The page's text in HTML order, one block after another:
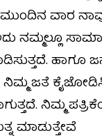
ವಾರ
ನಮ್ಮಲ್ಲೂ
ಹಾಗೂ
ನಿಮ್ಮ ಜತೆ
ನಿಮ್ಮ
ಮಾಡುತ್ತೇವೆ